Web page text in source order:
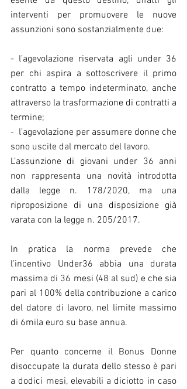
interventi per promuovere le nuove
assunzioni sono sostanzialmente due:
- l’agevolazione riservata agli under 36
per chi aspira a sottoscrivere il primo
contratto a tempo indeterminato, anche
attraverso la trasformazione di contratti a
termine;
-  l’agevolazione per assumere donne che
sono uscite dal mercato del lavoro.
L’assunzione di giovani under 36 anni
non rappresenta una novità introdotta
dalla legge n. 178/2020, ma una
riproposizione di una disposizione già
varata con la legge n. 205/2017.
In pratica la norma prevede che
l’incentivo Under36 abbia una durata
massima di 36 mesi (48 al sud) e che sia
pari al 100% della contribuzione a carico
del datore di lavoro, nel limite massimo
di 6mila euro su base annua.
Per quanto concerne il Bonus Donne
disoccupate la durata dello stesso è pari
a dodici mesi, elevabili a diciotto in caso